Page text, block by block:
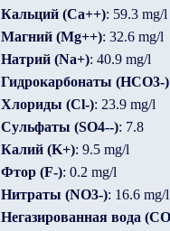
Кальций (Ca++): 59.3 mg/l
Магний (Mg++): 32.6 mg/l
Натрий (Na+): 40.9 mg/l
Гидрокарбонаты (HCO3-)
Хлориды (Cl-): 23.9 mg/l
Сульфаты (SO4--): 7.8
Калий (K+): 9.5 mg/l
Фтор (F-): 0.2 mg/l
Нитраты (NO3-): 16.6 mg/l
Негазированная вода